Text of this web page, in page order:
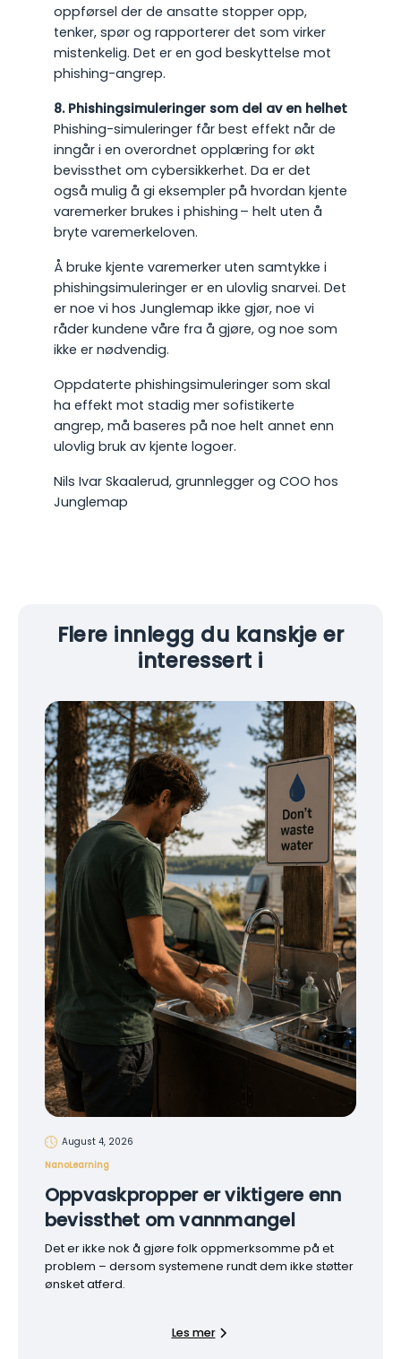
oppførsel der de ansatte stopper opp,
tenker, spør og rapporterer det som virker
mistenkelig. Det er en god beskyttelse mot
phishing-angrep.
8. Phishingsimuleringer som del av en helhet
Phishing-simuleringer får best effekt når de
inngår i en overordnet opplæring for økt
bevissthet om cybersikkerhet. Da er det
også mulig å gi eksempler på hvordan kjente
varemerker brukes i phishing – helt uten å
bryte varemerkeloven.
Å bruke kjente varemerker uten samtykke i
phishingsimuleringer er en ulovlig snarvei. Det
er noe vi hos Junglemap ikke gjør, noe vi
råder kundene våre fra å gjøre, og noe som
ikke er nødvendig.
Oppdaterte phishingsimuleringer som skal
ha effekt mot stadig mer sofistikerte
angrep, må baseres på noe helt annet enn
ulovlig bruk av kjente logoer.
Nils Ivar Skaalerud, grunnlegger og COO hos
Junglemap
Flere innlegg du kanskje er
interessert i
August 4, 2026
NanoLearning
Oppvaskpropper er viktigere enn
bevissthet om vannmangel
Det er ikke nok å gjøre folk oppmerksomme på et
problem – dersom systemene rundt dem ikke støtter
ønsket atferd.
Les mer